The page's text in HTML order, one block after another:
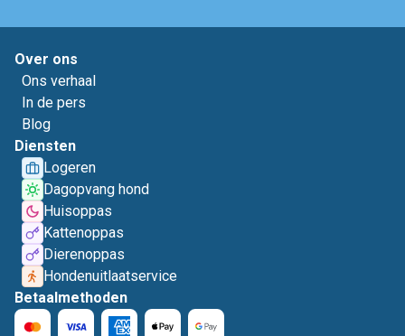
Over ons
Ons verhaal
In de pers
Blog
Diensten
Logeren
Dagopvang hond
Huisoppas
Kattenoppas
Dierenoppas
Hondenuitlaatservice
Betaalmethoden